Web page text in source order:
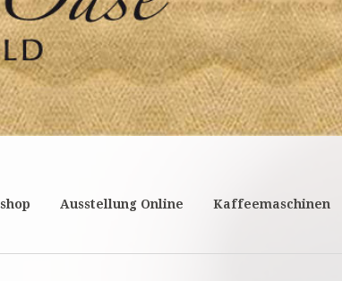
Ausstellung Online Kaffeemaschinen
A n g e
Die J10 vereint